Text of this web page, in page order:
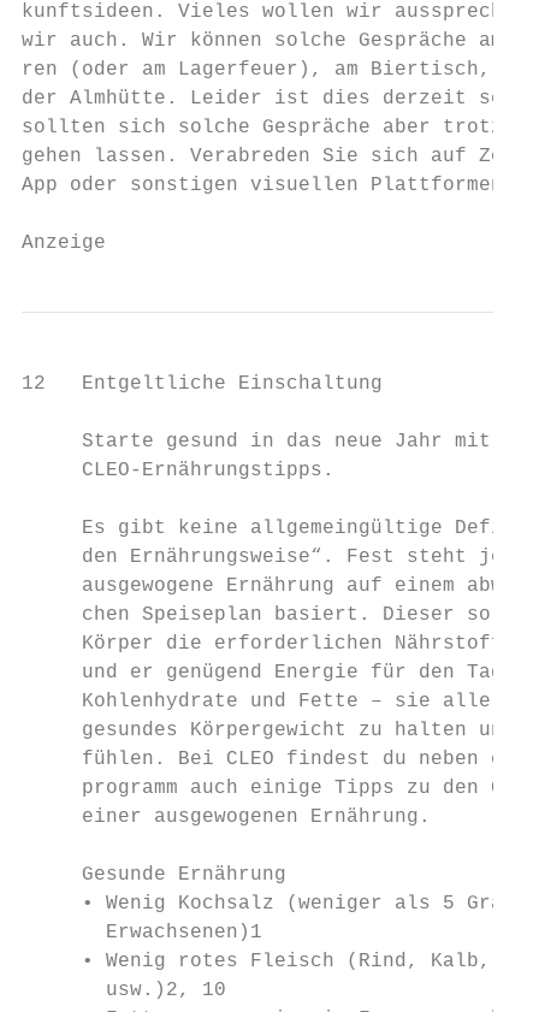
kunftsideen. Vieles wollen wir
wir auch. Wir können solche Gespräche
ren (oder am Lagerfeuer), am Biertisch,
der Almhütte. Leider ist dies derzeit
sollten sich solche Gespräche aber
gehen lassen. Verabreden Sie sich auf
App oder sonstigen visuellen Plattformen.
Anzeige
12   Entgeltliche Einschaltung
     Starte gesund in das neue Jahr mit den
     CLEO-Ernährungstipps.
Es gibt keine allgemeingültige
den Ernährungsweise“. Fest steht
ausgewogene Ernährung auf einem
chen Speiseplan basiert. Dieser
Körper die erforderlichen Nährstoffe
und er genügend Energie für den Tag
Kohlenhydrate und Fette – sie alle
gesundes Körpergewicht zu halten und
fühlen. Bei CLEO findest du neben
programm auch einige Tipps zu den
     einer ausgewogenen Ernährung.
Gesunde Ernährung
• Wenig Kochsalz (weniger als 5
Erwachsenen)1
• Wenig rotes Fleisch (Rind, Kalb,
usw.)2, 10